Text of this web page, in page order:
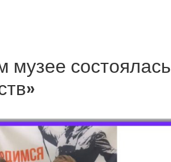
музее состоялась